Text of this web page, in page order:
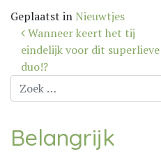
Geplaatst in Nieuwtjes
Bericht
navigatie
Wanneer keert het tij
eindelijk voor dit superlieve
duo!?
Zoek
naar:
Belangrijk